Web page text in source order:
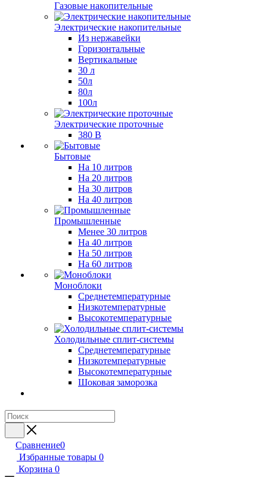
Газовые накопительные
Электрические накопительные
Из нержавейки
Горизонтальные
Вертикальные
30 л
50л
80л
100л
Электрические проточные
380 В
Бытовые
На 10 литров
На 20 литров
На 30 литров
На 40 литров
Промышленные
Менее 30 литров
На 40 литров
На 50 литров
На 60 литров
Моноблоки
Среднетемпературные
Низкотемпературные
Высокотемпературные
Холодильные сплит-системы
Среднетемпературные
Низкотемпературные
Высокотемпературные
Шоковая заморозка
Сравнение0
Избранные товары 0
Корзина 0